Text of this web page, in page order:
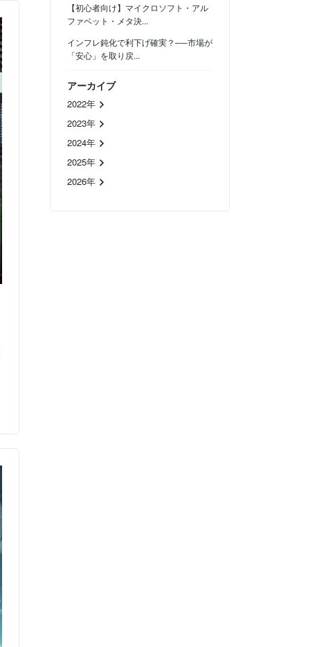
【初心者向け】マイクロソフト・アル
ファベット・メタ決...
インフレ鈍化で利下げ確実？──市場が
「安心」を取り戻...
アーカイブ
2022年
2023年
2024年
2025年
2026年